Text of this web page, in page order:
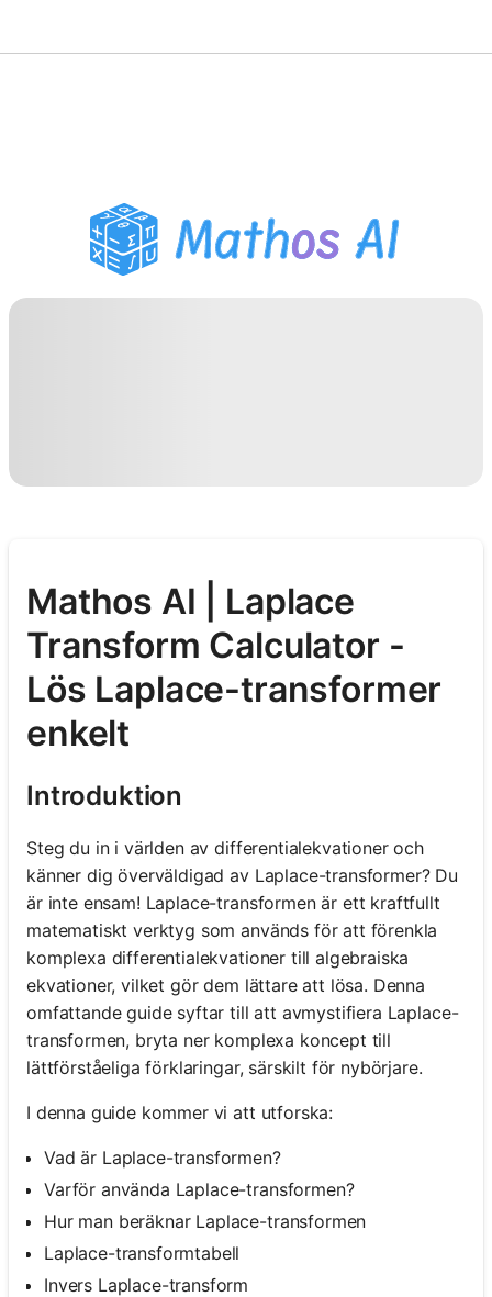
PDF Läxhjälp
Studieverktyg
Mathos AI | Laplace
Transform Calculator -
Lös Laplace-transformer
enkelt
Introduktion
Steg du in i världen av differentialekvationer och
känner dig överväldigad av Laplace-transformer? Du
är inte ensam! Laplace-transformen är ett kraftfullt
matematiskt verktyg som används för att förenkla
komplexa differentialekvationer till algebraiska
ekvationer, vilket gör dem lättare att lösa. Denna
omfattande guide syftar till att avmystifiera Laplace-
transformen, bryta ner komplexa koncept till
lättförståeliga förklaringar, särskilt för nybörjare.
I denna guide kommer vi att utforska:
Vad är Laplace-transformen?
Varför använda Laplace-transformen?
Hur man beräknar Laplace-transformen
Laplace-transformtabell
Invers Laplace-transform